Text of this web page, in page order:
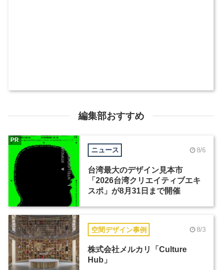
編集部おすすめ
ニュース 8/6
台湾最大のデザイン見本市
「2026台湾クリエイティブエキ
スポ」が8月31日まで開催
PR
空間デザイン事例 8/3
株式会社メルカリ「Culture
Hub」